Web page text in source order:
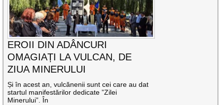
EROII DIN ADÂNCURI
OMAGIAȚI LA VULCAN, DE
ZIUA MINERULUI
Și în acest an, vulcănenii sunt cei care au dat
startul manifestărilor dedicate ”Zilei
Minerului”. În